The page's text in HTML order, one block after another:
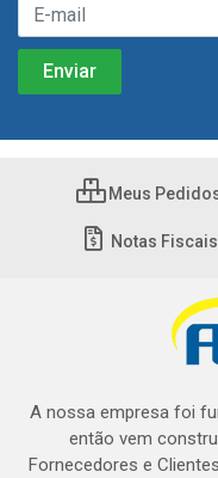
Meus
Notas Fiscais
A nossa empresa foi
então vem
Fornecedores e